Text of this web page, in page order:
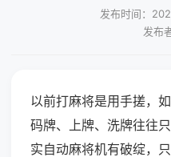
发布时间：
发布
以前打麻将是用手搓，
码牌、上牌、洗牌往往
实自动麻将机有破绽，